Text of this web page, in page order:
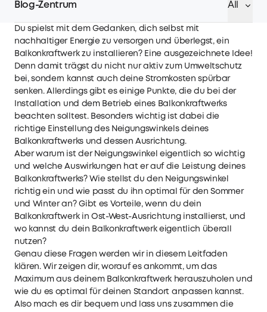
Blog-Zentrum All
Du spielst mit dem Gedanken, dich selbst mit
nachhaltiger Energie zu versorgen und überlegst, ein
Balkonkraftwerk zu installieren? Eine ausgezeichnete Idee!
Denn damit trägst du nicht nur aktiv zum Umweltschutz
bei, sondern kannst auch deine Stromkosten spürbar
senken. Allerdings gibt es einige Punkte, die du bei der
Installation und dem Betrieb eines Balkonkraftwerks
beachten solltest. Besonders wichtig ist dabei die
richtige Einstellung des Neigungswinkels deines
Balkonkraftwerks und dessen Ausrichtung.
Aber warum ist der Neigungswinkel eigentlich so wichtig
und welche Auswirkungen hat er auf die Leistung deines
Balkonkraftwerks? Wie stellst du den Neigungswinkel
richtig ein und wie passt du ihn optimal für den Sommer
und Winter an? Gibt es Vorteile, wenn du dein
Balkonkraftwerk in Ost-West-Ausrichtung installierst, und
wo kannst du dein Balkonkraftwerk eigentlich überall
nutzen?
Genau diese Fragen werden wir in diesem Leitfaden
klären. Wir zeigen dir, worauf es ankommt, um das
Maximum aus deinem Balkonkraftwerk herauszuholen und
wie du es optimal für deinen Standort anpassen kannst.
Also mach es dir bequem und lass uns zusammen die